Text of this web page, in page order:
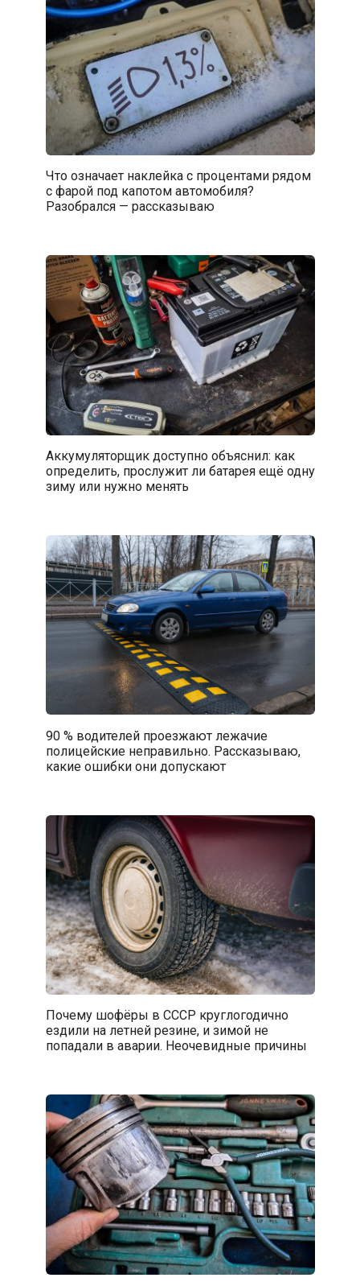
Что означает наклейка с процентами рядом
с фарой под капотом автомобиля?
Разобрался — рассказываю
Аккумуляторщик доступно объяснил: как
определить, прослужит ли батарея ещё одну
зиму или нужно менять
90 % водителей проезжают лежачие
полицейские неправильно. Рассказываю,
какие ошибки они допускают
Почему шофёры в СССР круглогодично
ездили на летней резине, и зимой не
попадали в аварии. Неочевидные причины